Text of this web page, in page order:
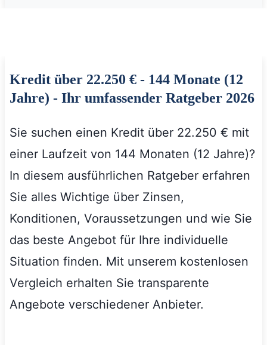
Kredit über 22.250 € - 144 Monate (12
Jahre) - Ihr umfassender Ratgeber 2026
Sie suchen einen Kredit über 22.250 € mit
einer Laufzeit von 144 Monaten (12 Jahre)?
In diesem ausführlichen Ratgeber erfahren
Sie alles Wichtige über Zinsen,
Konditionen, Voraussetzungen und wie Sie
das beste Angebot für Ihre individuelle
Situation finden. Mit unserem kostenlosen
Vergleich erhalten Sie transparente
Angebote verschiedener Anbieter.